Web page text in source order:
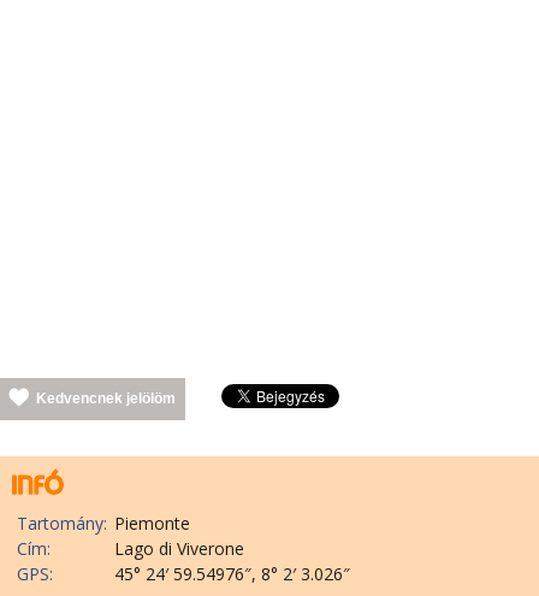
Kedvencnek jelölöm
Tartomány: Piemonte
Cím:
Lago di Viverone
GPS:
45° 24′ 59.54976″, 8° 2′ 3.026″